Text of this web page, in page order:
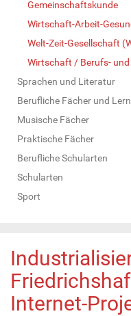
Gemeinschaftskunde
Wirtschaft-Arbeit-
Welt-Zeit-Gesellschaft
Wirtschaft / Berufs-
Sprachen und Literatur
Berufliche Fächer und
Musische Fächer
Praktische Fächer
Berufliche Schularten
Schularten
Sport
Internet-